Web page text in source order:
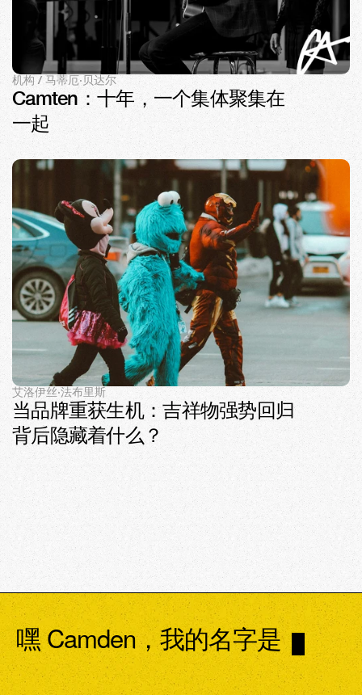
机构 / 马蒂厄·贝达尔
Camten：十年，一个集体聚集在
一起
艾洛伊丝·法布里斯
当品牌重获生机：吉祥物强势回归
背后隐藏着什么？
嘿 Camden，我的名字是